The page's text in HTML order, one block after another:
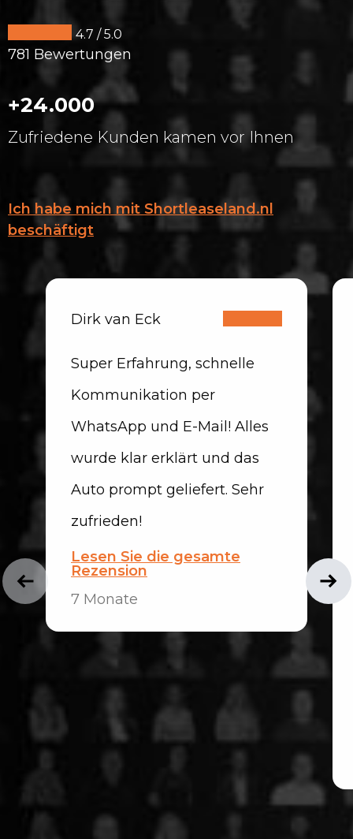
4.7 / 5.0
781 Bewertungen
+24.000
Zufriedene Kunden kamen vor Ihnen
Ich habe mich mit Shortleaseland.nl
beschäftigt
Dirk van Eck
Super Erfahrung, schnelle
Kommunikation per
WhatsApp und E-Mail! Alles
wurde klar erklärt und das
Auto prompt geliefert. Sehr
zufrieden!
Lesen Sie die gesamte
Rezension
7 Monate